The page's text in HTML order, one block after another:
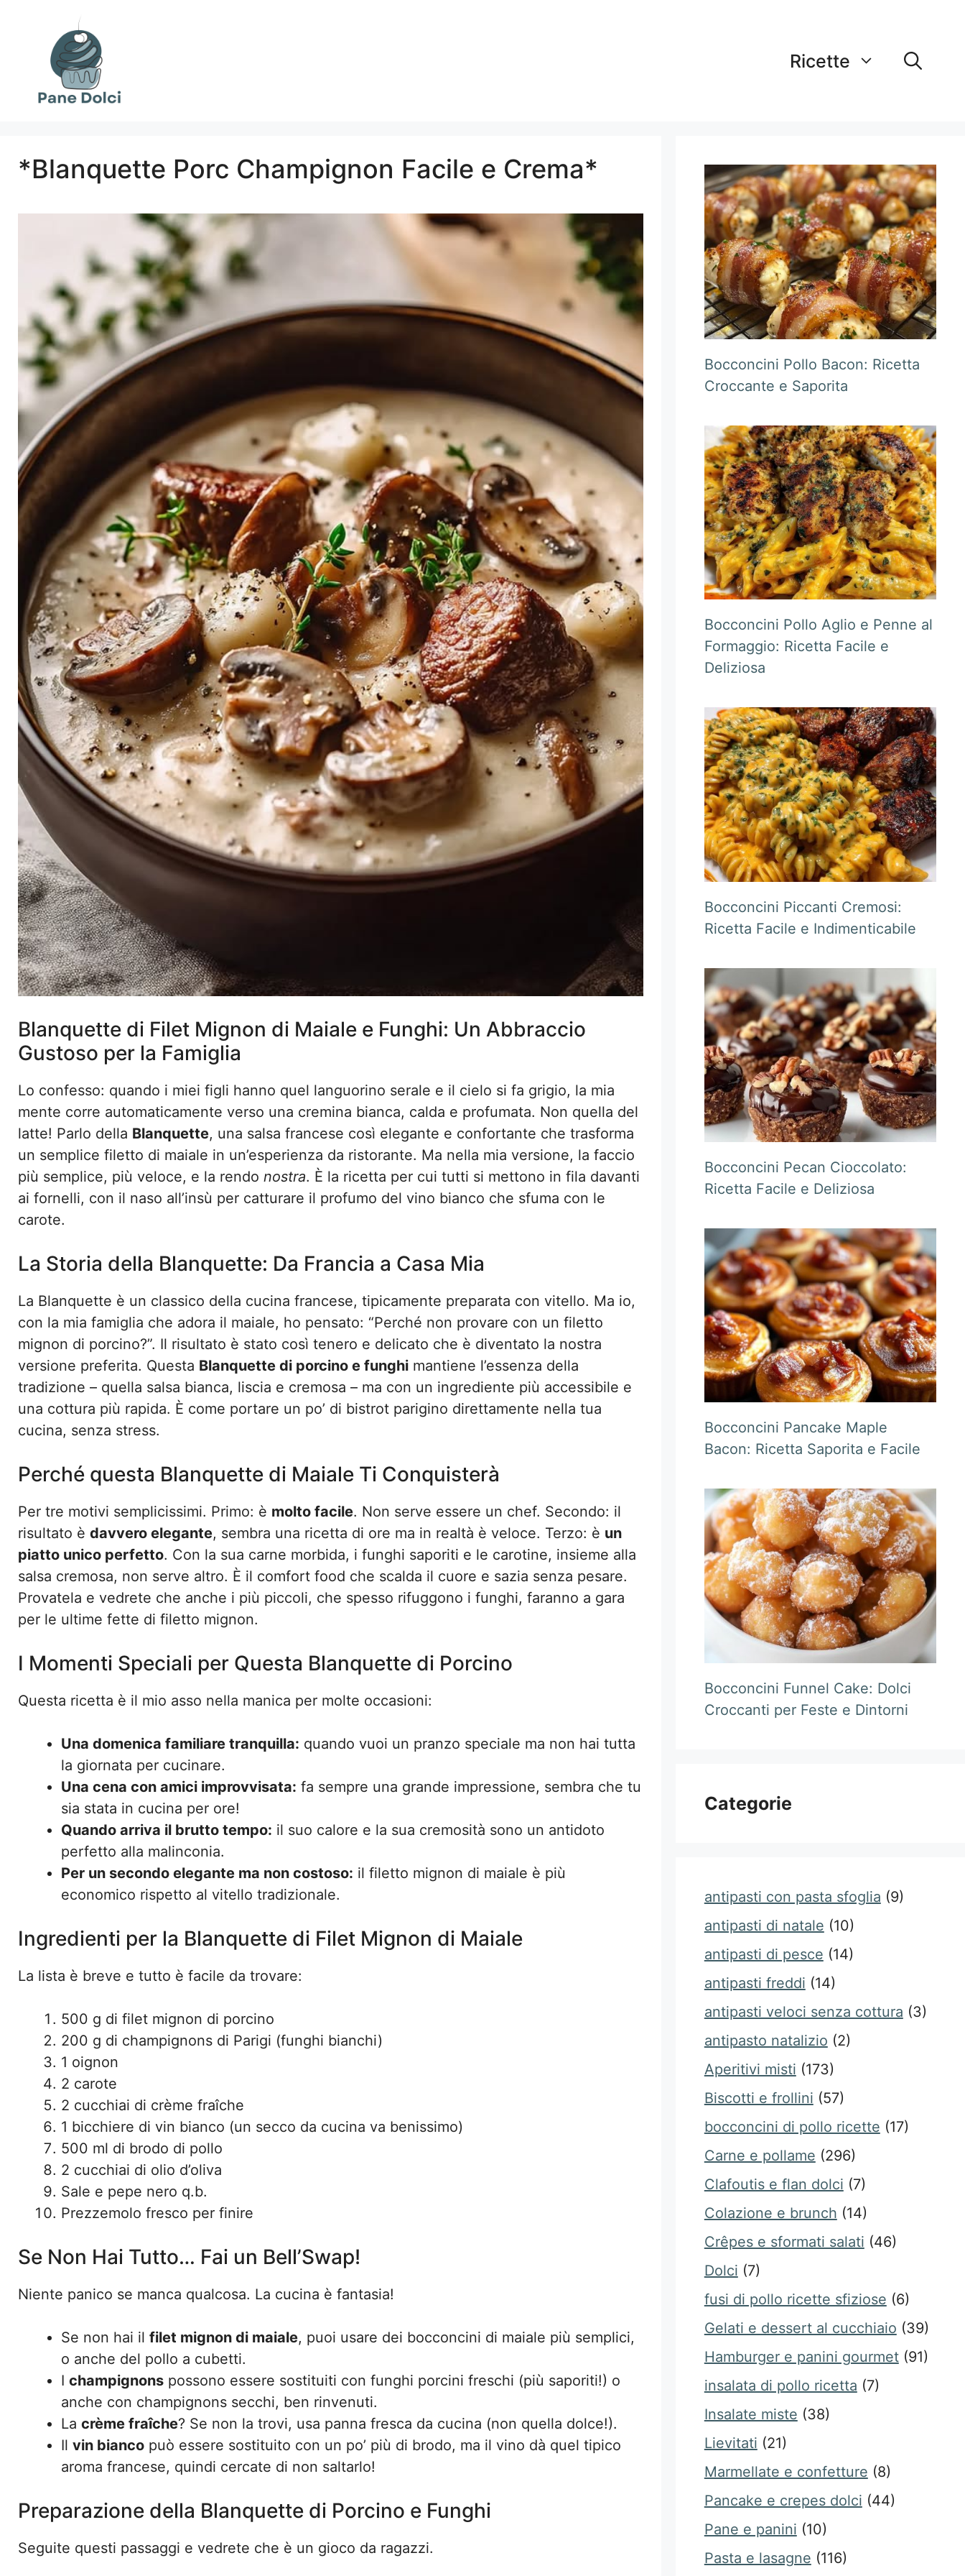
contenuto
Ricette
*Blanquette Porc Champignon Facile e Crema*
Blanquette di Filet Mignon di Maiale e Funghi: Un Abbraccio
Gustoso per la Famiglia
Lo confesso: quando i miei figli hanno quel languorino serale e il cielo si fa grigio, la mia
mente corre automaticamente verso una cremina bianca, calda e profumata. Non quella del
latte! Parlo della Blanquette, una salsa francese così elegante e confortante che trasforma
un semplice filetto di maiale in un’esperienza da ristorante. Ma nella mia versione, la faccio
più semplice, più veloce, e la rendo nostra. È la ricetta per cui tutti si mettono in fila davanti
ai fornelli, con il naso all’insù per catturare il profumo del vino bianco che sfuma con le
carote.
La Storia della Blanquette: Da Francia a Casa Mia
La Blanquette è un classico della cucina francese, tipicamente preparata con vitello. Ma io,
con la mia famiglia che adora il maiale, ho pensato: “Perché non provare con un filetto
mignon di porcino?”. Il risultato è stato così tenero e delicato che è diventato la nostra
versione preferita. Questa Blanquette di porcino e funghi mantiene l’essenza della
tradizione – quella salsa bianca, liscia e cremosa – ma con un ingrediente più accessibile e
una cottura più rapida. È come portare un po’ di bistrot parigino direttamente nella tua
cucina, senza stress.
Perché questa Blanquette di Maiale Ti Conquisterà
Per tre motivi semplicissimi. Primo: è molto facile. Non serve essere un chef. Secondo: il
risultato è davvero elegante, sembra una ricetta di ore ma in realtà è veloce. Terzo: è un
piatto unico perfetto. Con la sua carne morbida, i funghi saporiti e le carotine, insieme alla
salsa cremosa, non serve altro. È il comfort food che scalda il cuore e sazia senza pesare.
Provatela e vedrete che anche i più piccoli, che spesso rifuggono i funghi, faranno a gara
per le ultime fette di filetto mignon.
I Momenti Speciali per Questa Blanquette di Porcino
Questa ricetta è il mio asso nella manica per molte occasioni:
Una domenica familiare tranquilla: quando vuoi un pranzo speciale ma non hai tutta
la giornata per cucinare.
Una cena con amici improvvisata: fa sempre una grande impressione, sembra che tu
sia stata in cucina per ore!
Quando arriva il brutto tempo: il suo calore e la sua cremosità sono un antidoto
perfetto alla malinconia.
Per un secondo elegante ma non costoso: il filetto mignon di maiale è più
economico rispetto al vitello tradizionale.
Ingredienti per la Blanquette di Filet Mignon di Maiale
La lista è breve e tutto è facile da trovare:
500 g di filet mignon di porcino
200 g di champignons di Parigi (funghi bianchi)
1 oignon
2 carote
2 cucchiai di crème fraîche
1 bicchiere di vin bianco (un secco da cucina va benissimo)
500 ml di brodo di pollo
2 cucchiai di olio d’oliva
Sale e pepe nero q.b.
Prezzemolo fresco per finire
Se Non Hai Tutto… Fai un Bell’Swap!
Niente panico se manca qualcosa. La cucina è fantasia!
Se non hai il filet mignon di maiale, puoi usare dei bocconcini di maiale più semplici,
o anche del pollo a cubetti.
I champignons possono essere sostituiti con funghi porcini freschi (più saporiti!) o
anche con champignons secchi, ben rinvenuti.
La crème fraîche? Se non la trovi, usa panna fresca da cucina (non quella dolce!).
Il vin bianco può essere sostituito con un po’ più di brodo, ma il vino dà quel tipico
aroma francese, quindi cercate di non saltarlo!
Preparazione della Blanquette di Porcino e Funghi
Seguite questi passaggi e vedrete che è un gioco da ragazzi.
Bocconcini Pollo Bacon: Ricetta
Croccante e Saporita
Bocconcini Pollo Aglio e Penne al
Formaggio: Ricetta Facile e
Deliziosa
Bocconcini Piccanti Cremosi:
Ricetta Facile e Indimenticabile
Bocconcini Pecan Cioccolato:
Ricetta Facile e Deliziosa
Bocconcini Pancake Maple
Bacon: Ricetta Saporita e Facile
Bocconcini Funnel Cake: Dolci
Croccanti per Feste e Dintorni
Categorie
antipasti con pasta sfoglia (9)
antipasti di natale (10)
antipasti di pesce (14)
antipasti freddi (14)
antipasti veloci senza cottura (3)
antipasto natalizio (2)
Aperitivi misti (173)
Biscotti e frollini (57)
bocconcini di pollo ricette (17)
Carne e pollame (296)
Clafoutis e flan dolci (7)
Colazione e brunch (14)
Crêpes e sformati salati (46)
Dolci (7)
fusi di pollo ricette sfiziose (6)
Gelati e dessert al cucchiaio (39)
Hamburger e panini gourmet(91)
insalata di pollo ricetta (7)
Insalate miste (38)
Lievitati (21)
Marmellate e confetture (8)
Pancake e crepes dolci (44)
Pane e panini (10)
Pasta e lasagne (116)